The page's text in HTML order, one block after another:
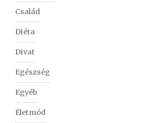
Család
Diéta
Divat
Egészség
Egyéb
Életmód